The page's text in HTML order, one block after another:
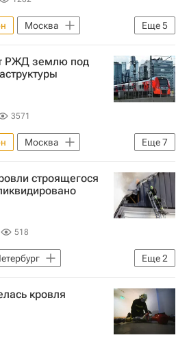
Еще5
Москва
в Москве
РЖД землю под
3571
Еще7
Москва
Инфраструктура
строящегося
518
Еще2
Строительство
кровля